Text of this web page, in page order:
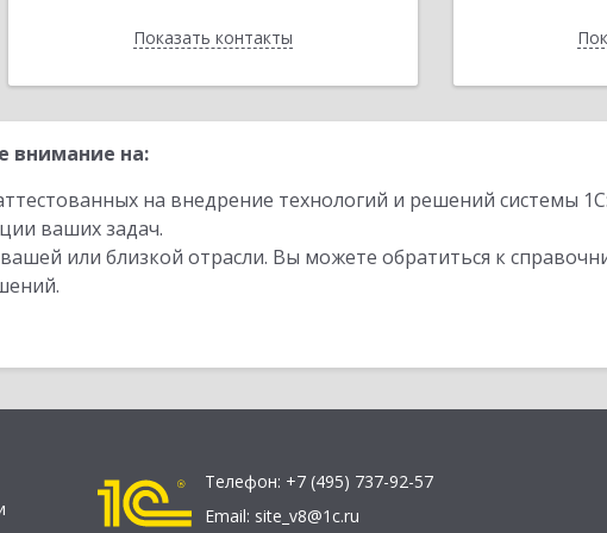
Показать контакты
Назад
внимание на:
на внедрение технологий и решений системы
ваших задач.
или близкой отрасли. Вы можете обратиться к
Телефон: +7 (495) 737-92-57
Email: site_v8@1c.ru